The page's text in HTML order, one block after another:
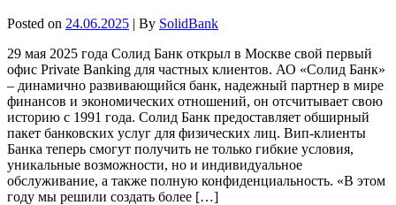
Posted on 24.06.2025 | By SolidBank
29 мая 2025 года Солид Банк открыл в Москве свой первый
офис Private Banking для частных клиентов. АО «Солид Банк»
– динамично развивающийся банк, надежный партнер в мире
финансов и экономических отношений, он отсчитывает свою
историю с 1991 года. Солид Банк предоставляет обширный
пакет банковских услуг для физических лиц. Вип-клиенты
Банка теперь смогут получить не только гибкие условия,
уникальные возможности, но и индивидуальное
обслуживание, а также полную конфиденциальность. «В этом
году мы решили создать более […]